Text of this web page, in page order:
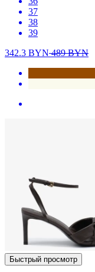
37
38
39
342.3 BYN489BYN
Быстрый просмотр